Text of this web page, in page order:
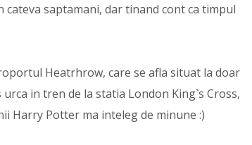
saptamani, dar tinand cont ca timpul
Heatrhrow, care se afla situat la doar
in tren de la statia London King`s Cross,
Harry Potter ma inteleg de minune :)